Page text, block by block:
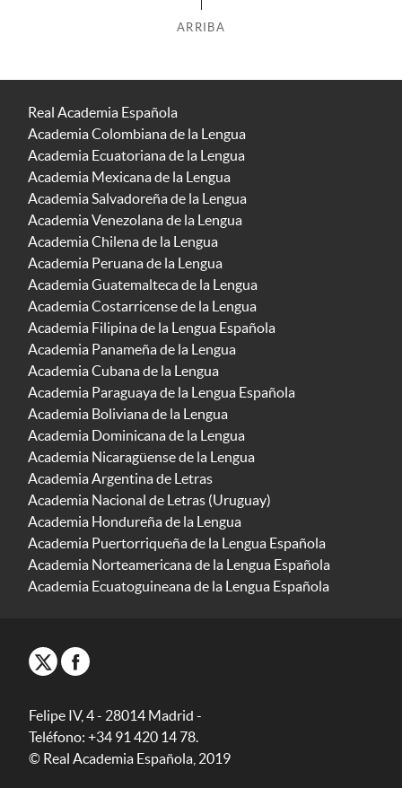
ARRIBA
Real Academia Española
Academia Colombiana de la Lengua
Academia Ecuatoriana de la Lengua
Academia Mexicana de la Lengua
Academia Salvadoreña de la Lengua
Academia Venezolana de la Lengua
Academia Chilena de la Lengua
Academia Peruana de la Lengua
Academia Guatemalteca de la Lengua
Academia Costarricense de la Lengua
Academia Filipina de la Lengua Española
Academia Panameña de la Lengua
Academia Cubana de la Lengua
Academia Paraguaya de la Lengua Española
Academia Boliviana de la Lengua
Academia Dominicana de la Lengua
Academia Nicaragüense de la Lengua
Academia Argentina de Letras
Academia Nacional de Letras (Uruguay)
Academia Hondureña de la Lengua
Academia Puertorriqueña de la Lengua Española
Academia Norteamericana de la Lengua Española
Academia Ecuatoguineana de la Lengua Española
Felipe IV, 4 - 28014 Madrid -
Teléfono: +34 91 420 14 78.
© Real Academia Española, 2019